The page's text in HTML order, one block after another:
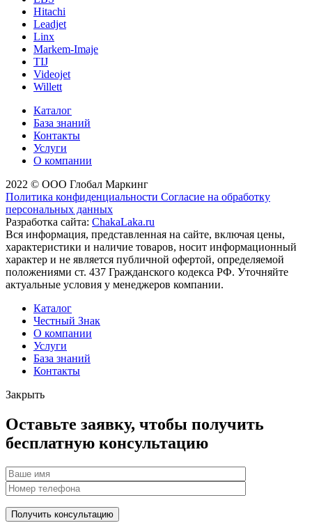
Hitachi
Leadjet
Linx
Markem-Imaje
TIJ
Videojet
Willett
Каталог
База знаний
Контакты
Услуги
О компании
2022 © ООО Глобал Маркинг
Политика конфиденциальности Согласие на обработку
персональных данных
Разработка сайта: ChakaLaka.ru
Вся информация, представленная на сайте, включая цены,
характеристики и наличие товаров, носит информационный
характер и не является публичной офертой, определяемой
положениями ст. 437 Гражданского кодекса РФ. Уточняйте
актуальные условия у менеджеров компании.
Каталог
Честный Знак
О компании
Услуги
База знаний
Контакты
Закрыть
Оставьте заявку, чтобы получить
бесплатную консультацию